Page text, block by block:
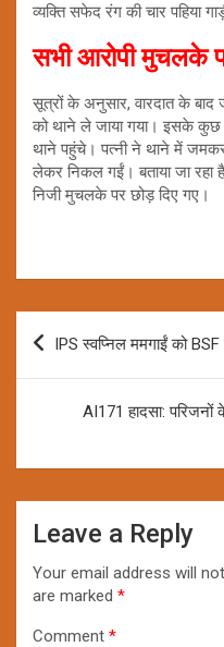
व्यक्ति सफेद रंग की चार पहिया
सभी आरोपी मुचलके
सूत्रों के अनुसार, वारदात के बाद
को थाने ले जाया गया। इसके
थाने पहुंचे। पत्नी ने थाने में
लेकर निकल गईं। बताया जा
निजी मुचलके पर छोड़ दिए गए।
Post
IPS स्वप्निल ममगाईं को BSF
AI171 हादसा: परिजनों
Leave a Reply
Your email address will
are marked *
Comment *